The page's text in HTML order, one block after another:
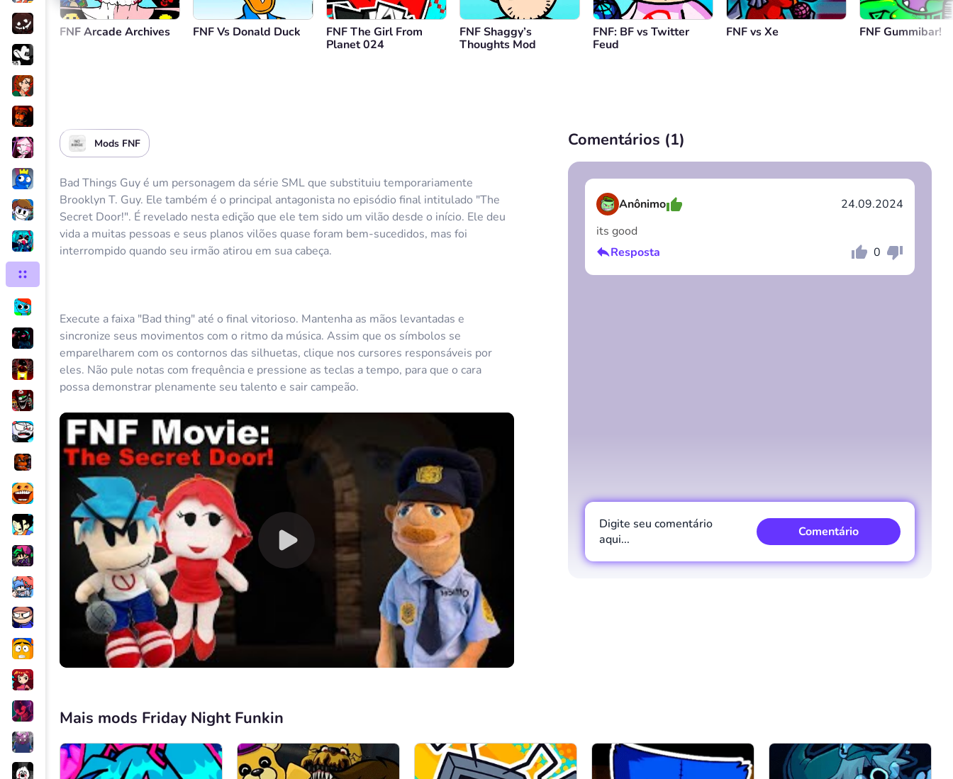
FNF Arcade Archives FNF Vs Donald Duck
FNF The Girl From
Planet 024
FNF Shaggy’s
Thoughts Mod
FNF: BF vs Twitter
Feud
FNF vs Xе FNF Gummibar!
Mods FNF
Bad Things Guy é um personagem da série SML que substituiu temporariamente
Brooklyn T. Guy. Ele também é o principal antagonista no episódio final intitulado "The
Secret Door!". É revelado nesta edição que ele tem sido um vilão desde o início. Ele deu
vida a muitas pessoas e seus planos vilões quase foram bem-sucedidos, mas foi
interrompido quando seu irmão atirou em sua cabeça.
Execute a faixa "Bad thing" até o final vitorioso. Mantenha as mãos levantadas e
sincronize seus movimentos com o ritmo da música. Assim que os símbolos se
emparelharem com os contornos das silhuetas, clique nos cursores responsáveis por
eles. Não pule notas com frequência e pressione as teclas a tempo, para que o cara
possa demonstrar plenamente seu talento e sair campeão.
/03:40
Comentários (1)
Anônimo
24.09.2024
its good
Resposta
0
Digite seu comentário
aqui...
Comentário
Mais mods Friday Night Funkin